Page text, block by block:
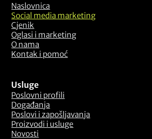
Naslovnica
Social media marketing
Cjenik
Oglasi i marketing
O nama
Kontak i pomoć
Usluge
Poslovni profili
Događanja
Poslovi i zapošljavanja
Proizvodi i usluge
Novosti